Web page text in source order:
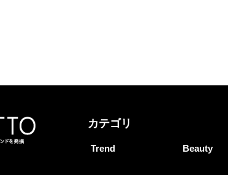
カテゴリ
Trend Beauty